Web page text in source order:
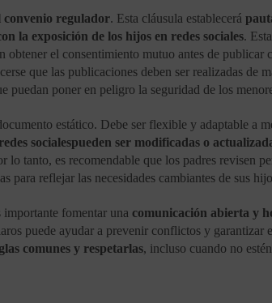
convenio regulador. Esta cláusula establecerá
la exposición de los hijos en redes sociales.
obtener el consentimiento mutuo antes de publicar
que las publicaciones deben ser realizadas de
puedan poner en peligro la seguridad de los
estático. Debe ser flexible y adaptable a
socialespueden ser modificadas o
tanto, es recomendable que los padres revisen
para reflejar las necesidades cambiantes de sus
importante fomentar una comunicación abierta y
puede ayudar a prevenir conflictos y garantizar
comunes y respetarlas, incluso cuando no